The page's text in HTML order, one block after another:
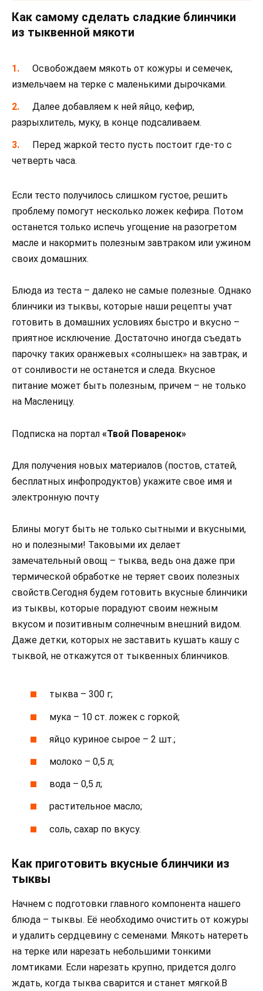
Как самому сделать сладкие блинчики
из тыквенной мякоти
Освобождаем мякоть от кожуры и семечек,
измельчаем на терке с маленькими дырочками.
Далее добавляем к ней яйцо, кефир,
разрыхлитель, муку, в конце подсаливаем.
Перед жаркой тесто пусть постоит где-то с
четверть часа.
Если тесто получилось слишком густое, решить
проблему помогут несколько ложек кефира. Потом
останется только испечь угощение на разогретом
масле и накормить полезным завтраком или ужином
своих домашних.
Блюда из теста – далеко не самые полезные. Однако
блинчики из тыквы, которые наши рецепты учат
готовить в домашних условиях быстро и вкусно –
приятное исключение. Достаточно иногда съедать
парочку таких оранжевых «солнышек» на завтрак, и
от сонливости не останется и следа. Вкусное
питание может быть полезным, причем – не только
на Масленицу.
Подписка на портал «Твой Поваренок»
Для получения новых материалов (постов, статей,
бесплатных инфопродуктов) укажите свое имя и
электронную почту
Блины могут быть не только сытными и вкусными,
но и полезными! Таковыми их делает
замечательный овощ – тыква, ведь она даже при
термической обработке не теряет своих полезных
свойств.Сегодня будем готовить вкусные блинчики
из тыквы, которые порадуют своим нежным
вкусом и позитивным солнечным внешний видом.
Даже детки, которых не заставить кушать кашу с
тыквой, не откажутся от тыквенных блинчиков.
тыква – 300 г;
мука – 10 ст. ложек с горкой;
яйцо куриное сырое – 2 шт.;
молоко – 0,5 л;
вода – 0,5 л;
растительное масло;
соль, сахар по вкусу.
Как приготовить вкусные блинчики из
тыквы
Начнем с подготовки главного компонента нашего
блюда – тыквы. Её необходимо очистить от кожуры
и удалить сердцевину с семенами. Мякоть натереть
на терке или нарезать небольшими тонкими
ломтиками. Если нарезать крупно, придется долго
ждать, когда тыква сварится и станет мягкой.В